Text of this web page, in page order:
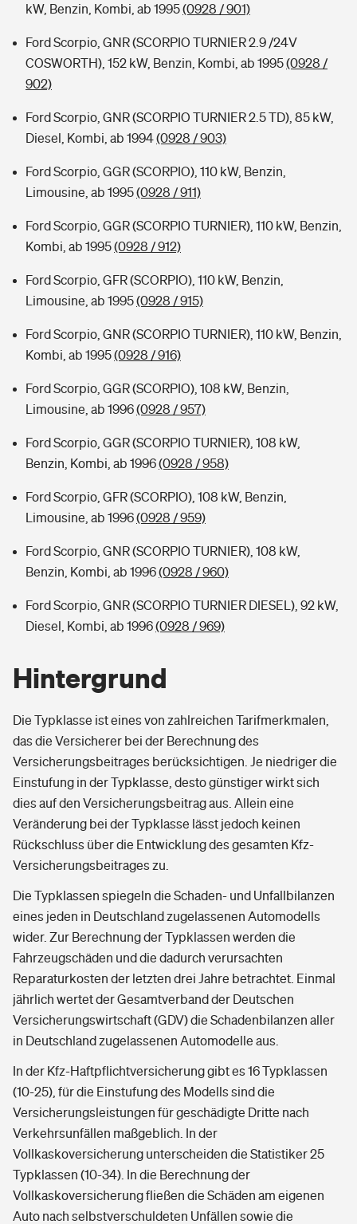
kW, Benzin, Kombi, ab 1995(0928 / 901)
Ford Scorpio, GNR (SCORPIO TURNIER 2.9 /24V
COSWORTH), 152 kW, Benzin, Kombi, ab 1995(0928 /
902)
Ford Scorpio, GNR (SCORPIO TURNIER 2.5 TD), 85 kW,
Diesel, Kombi, ab 1994(0928 / 903)
Ford Scorpio, GGR (SCORPIO), 110 kW, Benzin,
Limousine, ab 1995(0928 / 911)
Ford Scorpio, GGR (SCORPIO TURNIER), 110 kW, Benzin,
Kombi, ab 1995(0928 / 912)
Ford Scorpio, GFR (SCORPIO), 110 kW, Benzin,
Limousine, ab 1995(0928 / 915)
Ford Scorpio, GNR (SCORPIO TURNIER), 110 kW, Benzin,
Kombi, ab 1995(0928 / 916)
Ford Scorpio, GGR (SCORPIO), 108 kW, Benzin,
Limousine, ab 1996(0928 / 957)
Ford Scorpio, GGR (SCORPIO TURNIER), 108 kW,
Benzin, Kombi, ab 1996(0928 / 958)
Ford Scorpio, GFR (SCORPIO), 108 kW, Benzin,
Limousine, ab 1996(0928 / 959)
Ford Scorpio, GNR (SCORPIO TURNIER), 108 kW,
Benzin, Kombi, ab 1996(0928 / 960)
Ford Scorpio, GNR (SCORPIO TURNIER DIESEL), 92 kW,
Diesel, Kombi, ab 1996(0928 / 969)
Hintergrund
Die Typklasse ist eines von zahlreichen Tarifmerkmalen,
das die Versicherer bei der Berechnung des
Versicherungsbeitrages berücksichtigen. Je niedriger die
Einstufung in der Typklasse, desto günstiger wirkt sich
dies auf den Versicherungsbeitrag aus. Allein eine
Veränderung bei der Typklasse lässt jedoch keinen
Rückschluss über die Entwicklung des gesamten Kfz-
Versicherungsbeitrages zu.
Die Typklassen spiegeln die Schaden- und Unfallbilanzen
eines jeden in Deutschland zugelassenen Automodells
wider. Zur Berechnung der Typklassen werden die
Fahrzeugschäden und die dadurch verursachten
Reparaturkosten der letzten drei Jahre betrachtet. Einmal
jährlich wertet der Gesamtverband der Deutschen
Versicherungswirtschaft (GDV) die Schadenbilanzen aller
in Deutschland zugelassenen Automodelle aus.
In der Kfz-Haftpflichtversicherung gibt es 16 Typklassen
(10-25), für die Einstufung des Modells sind die
Versicherungsleistungen für geschädigte Dritte nach
Verkehrsunfällen maßgeblich. In der
Vollkaskoversicherung unterscheiden die Statistiker 25
Typklassen (10-34). In die Berechnung der
Vollkaskoversicherung fließen die Schäden am eigenen
Auto nach selbstverschuldeten Unfällen sowie die